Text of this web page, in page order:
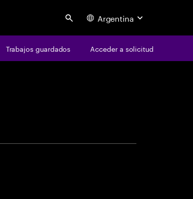
Search Argentina
Trabajos guardados Acceder a solicitud